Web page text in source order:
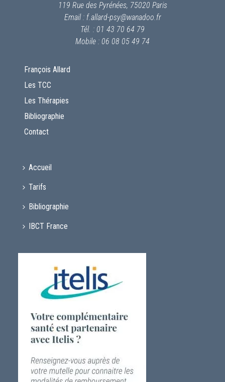
119 Rue des Pyrénées, 75020 Paris
Email : f.allard-psy@wanadoo.fr
Tél. : 01 43 70 64 79
Mobile : 06 08 05 49 74
François Allard
Les TCC
Les Thérapies
Bibliographie
Contact
Accueil
Tarifs
Bibliographie
IBCT France